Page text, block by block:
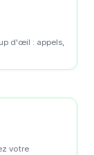
d'œil : appels,
votre